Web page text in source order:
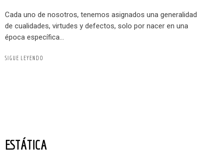
Cada uno de nosotros, tenemos asignados una generalidad
de cualidades, virtudes y defectos, solo por nacer en una
época específica...
SIGUE LEYENDO
ESTÁTICA